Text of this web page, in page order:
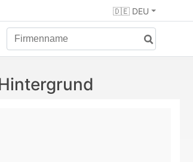
🇩🇪 DEU